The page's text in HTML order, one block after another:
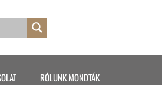
RÓLUNK MONDTÁK